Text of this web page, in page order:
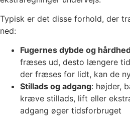
Typisk er det disse forhold, der
ned:
Fugernes dybde og
fræses ud, desto længere
der fræses for lidt, kan de
Stillads og adgang: højder,
kræve stillads, lift eller
adgang øger tidsforbruget